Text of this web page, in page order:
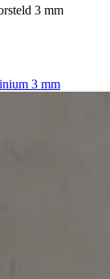
3 mm
3 mm